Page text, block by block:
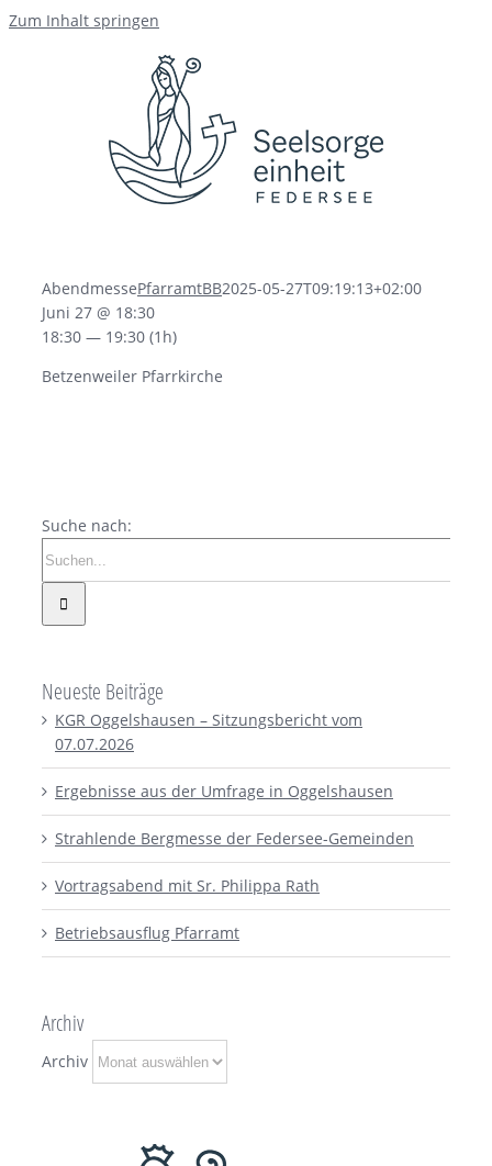
Zum Inhalt springen
AbendmessePfarramtBB2025-05-27T09:19:13+02:00
Juni 27 @ 18:30
18:30 — 19:30 (1h)
Betzenweiler Pfarrkirche
Suche nach:
Neueste Beiträge
KGR Oggelshausen – Sitzungsbericht vom
07.07.2026
Ergebnisse aus der Umfrage in Oggelshausen
Strahlende Bergmesse der Federsee-Gemeinden
Vortragsabend mit Sr. Philippa Rath
Betriebsausflug Pfarramt
Archiv
Archiv